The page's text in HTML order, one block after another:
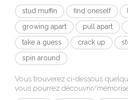
stud muffin find oneself
growing apart
pull apart
take a guess
crack up
spin around
Vous trouverez ci-dessous
vous pourrez découvrir/